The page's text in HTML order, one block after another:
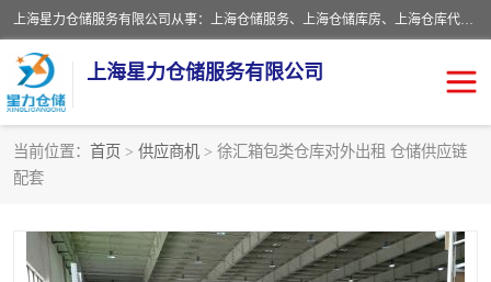
上海星力仓储服务有限公司从事：上海仓储服务、上海仓储库房、上海仓库代运营、上海仓库对外出租、上海仓库外包、上海三方仓储、上海电商仓储代发、上海电商代发货仓库、上海托管仓库、上海仓储配送。上海星力仓储服务有限公司现在拥有100个分仓、10万余平方的标准库房，精炼员工几百名，与几千家客户合作，公司已跻身上海仓储行业前列。欢迎来电咨询！
上海星力仓储服务有限公司
当前位置： 首页 > 供应商机 > 徐汇箱包类仓库对外出租 仓储供应链
配套
上海仓库对外出租
上海仓储配送 上海仓库外包